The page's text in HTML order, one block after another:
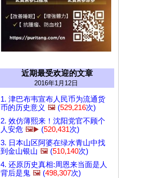
近期最受欢迎的文章
2016年1月12日
1. 津巴布韦宣布人民币为流通货
币的历史意义 🖼️ (529,216次)
2. 效仿薄熙来！沈阳党官不顾个
人安危 🖼️▶️ (520,431次)
3. 日本山区阿婆在绿水青山中找
到金山银山 🖼️ (510,140次)
4. 还原历史真相:周恩来当面是人
背后是鬼 🖼️ (498,307次)